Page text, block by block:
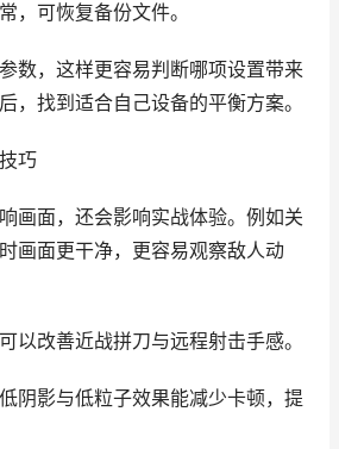
，可恢复备份文件。
数，这样更容易判断哪项设置带来
，找到适合自己设备的平衡方案。
巧
画面，还会影响实战体验。例如关
画面更干净，更容易观察敌人动
以改善近战拼刀与远程射击手感。
阴影与低粒子效果能减少卡顿，提